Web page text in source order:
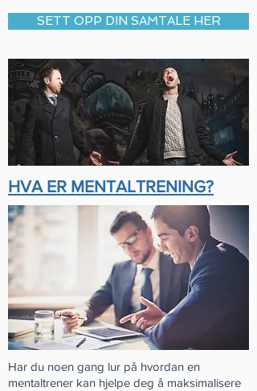
SETT OPP DIN SAMTALE HER
HVA ER MENTALTRENING?
Har du noen gang lur på hvordan en
mentaltrener kan hjelpe deg å maksimalisere